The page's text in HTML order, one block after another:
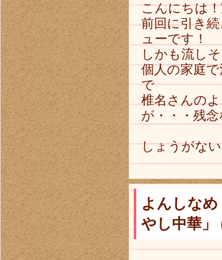
こんにちは
前回に引き
ューです！
しかも流し
個人の家庭
で
椎名さんの
が・・・残
しょうがな
よんしな
やし中華」